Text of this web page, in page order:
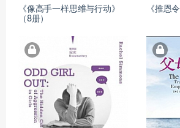
《像高手一样思维与行动》
（8册）
《推恩